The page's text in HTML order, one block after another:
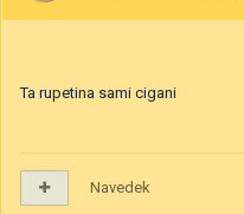
Ta rupetina sami cigani
Navedek